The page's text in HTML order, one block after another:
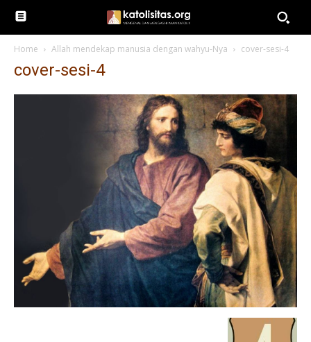
Home Allah mendekap manusia dengan wahyu-Nya cover-sesi-4
cover-sesi-4